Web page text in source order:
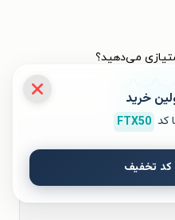
می‌دهید؟
۴ ۵
کد FTX50
کد تخفیف